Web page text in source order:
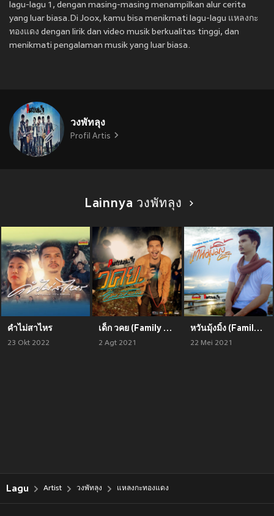
lagu-lagu 1, dengan masing-masing menampilkan alur cerita
yang luar biasa.Di Joox, kamu bisa menikmati lagu-lagu แหลงกะ
ทองแดง dengan lirik dan video musik berkualitas tinggi, dan
menikmati pengalaman musik yang luar biasa.
วงพัทลุง
Profil Artis
Lainnya วงพัทลุง
คำไม่สาไหร
23 Okt 2022
เด็ก วคย (Family Time Project)
2 Agt 2021
หวันมุ้งมิ้ง (Family Time Project)
22 Mei 2021
Lagu Artist วงพัทลุง แหลงกะทองแดง